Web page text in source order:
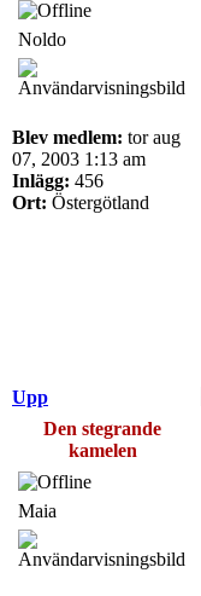
Noldo
Blev medlem: tor aug
07, 2003 1:13 am
Inlägg: 456
Ort: Östergötland
Upp
Den stegrande
kamelen
Maia